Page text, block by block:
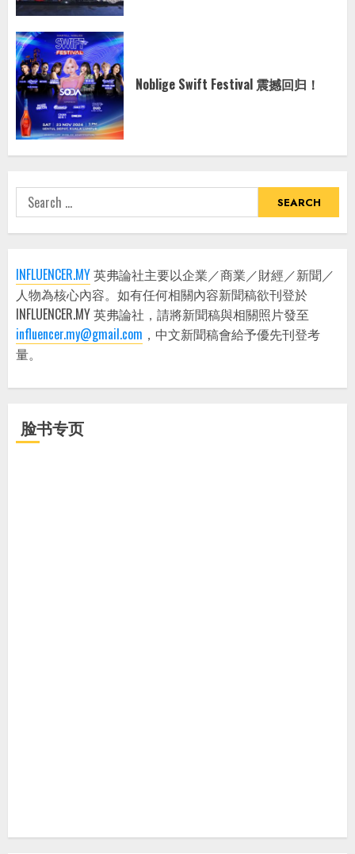
Noblige Swift Festival 震撼回归！
Search
for:
INFLUENCER.MY英弗論社主要以企業／商業／財經／新聞／
人物為核心內容。如有任何相關內容新聞稿欲刊登於
INFLUENCER.MY 英弗論社，請將新聞稿與相關照片發至
influencer.my@gmail.com ，中文新聞稿會給予優先刊登考
量。
脸书专页